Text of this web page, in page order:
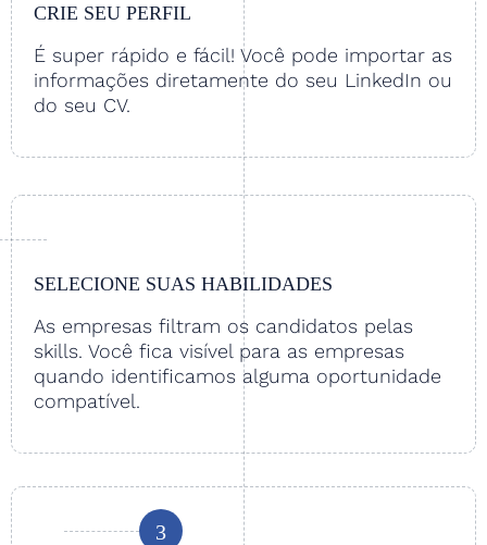
CRIE SEU PERFIL
É super rápido e fácil! Você pode importar as
informações diretamente do seu LinkedIn ou
do seu CV.
SELECIONE SUAS HABILIDADES
As empresas filtram os candidatos pelas
skills. Você fica visível para as empresas
quando identificamos alguma oportunidade
compatível.
3